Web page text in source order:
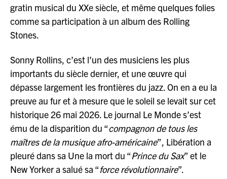
gratin musical du XXe siècle, et même quelques folies
comme sa participation à un album des Rolling
Stones.
Sonny Rollins, c’est l’un des musiciens les plus
importants du siècle dernier, et une œuvre qui
dépasse largement les frontières du jazz. On en a eu la
preuve au fur et à mesure que le soleil se levait sur cet
historique 26 mai 2026. Le journal Le Monde s’est
ému de la disparition du “compagnon de tous les
maîtres de la musique afro-américaine”, Libération a
pleuré dans sa Une la mort du “Prince du Sax” et le
New Yorker a salué sa “force révolutionnaire”.